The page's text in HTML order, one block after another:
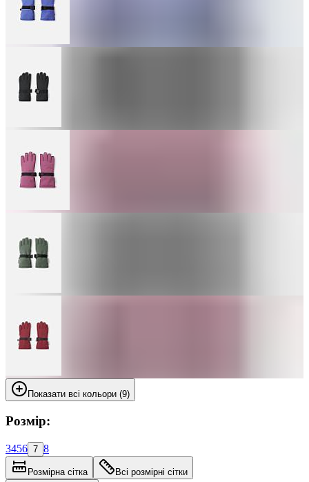
Показати всі кольори (9)
Розмір:
3456 7 8
Розмірна сітка Всі розмірні сітки